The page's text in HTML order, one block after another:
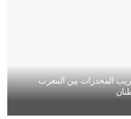
المخدرات بين المغرب